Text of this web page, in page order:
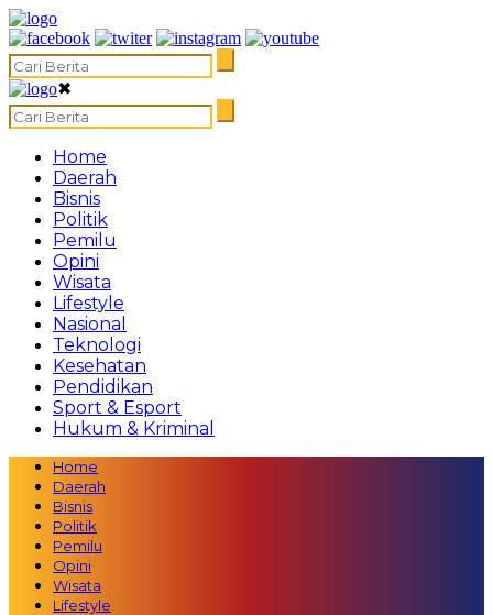
✖
Home
Daerah
Bisnis
Politik
Pemilu
Opini
Wisata
Lifestyle
Nasional
Teknologi
Kesehatan
Pendidikan
Sport & Esport
Hukum & Kriminal
Home
Daerah
Bisnis
Politik
Pemilu
Opini
Wisata
Lifestyle